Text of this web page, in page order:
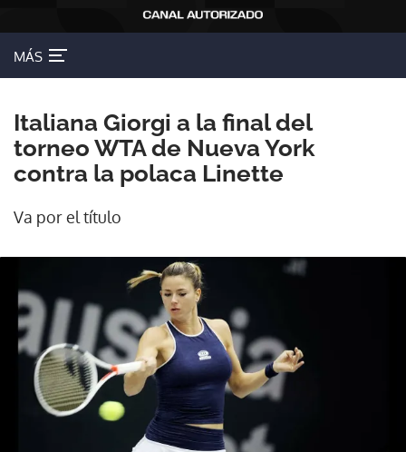
MÁS
Italiana Giorgi a la final del
torneo WTA de Nueva York
contra la polaca Linette
Va por el título